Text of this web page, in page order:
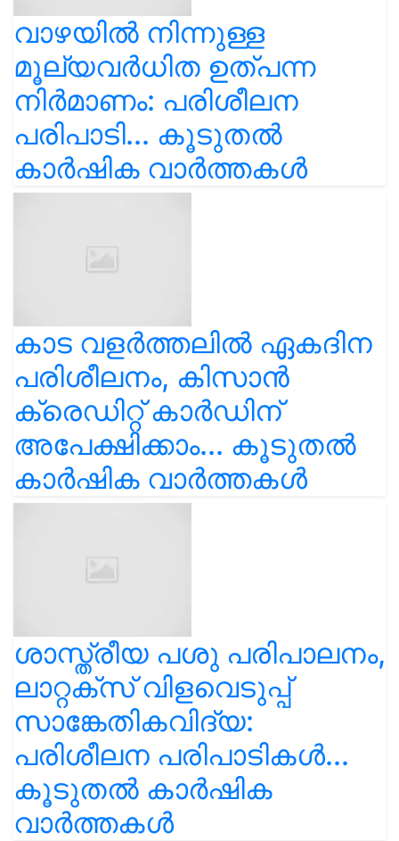
വാഴയിൽ നിന്നുള്ള
മൂല്യവർധിത ഉത്പന്ന
നിർമാണം: പരിശീലന
പരിപാടി... കൂടുതൽ
കാർഷിക വാർത്തകൾ
കാട വളര്‍ത്തലിൽ ഏകദിന
പരിശീലനം, കിസാൻ
ക്രെഡിറ്റ് കാർഡിന്
അപേക്ഷിക്കാം... കൂടുതൽ
കാർഷിക വാർത്തകൾ
ശാസ്ത്രീയ പശു പരിപാലനം,
ലാറ്റക്സ് വിളവെടുപ്പ്
സാങ്കേതികവിദ്യ:
പരിശീലന പരിപാടികൾ...
കൂടുതൽ കാർഷിക
വാർത്തകൾ